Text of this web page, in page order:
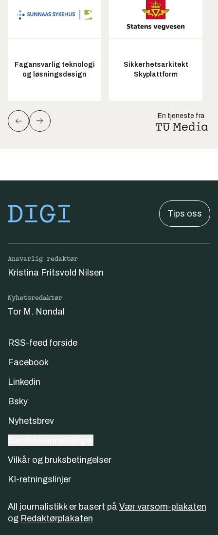
Fagansvarlig teknologi
og løsningsdesign
Sikkerhetsarkitekt
Skyplattform
En tjeneste fra
Tips oss
Ansvarlig redaktør
Kristina Fritsvold Nilsen
Nyhetsredaktør
Tor M. Nondal
RSS-feed forside
Facebook
Linkedin
Bsky
Nyhetsbrev
Vilkår og bruksbetingelser
KI-retningslinjer
All journalistikk er basert på Vær varsom-plakaten
og Redaktørplakaten